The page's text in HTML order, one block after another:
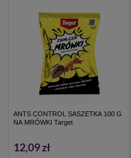
ANTS CONTROL SASZETKA 100 G
NA MRÓWKI Target
12,09 zł